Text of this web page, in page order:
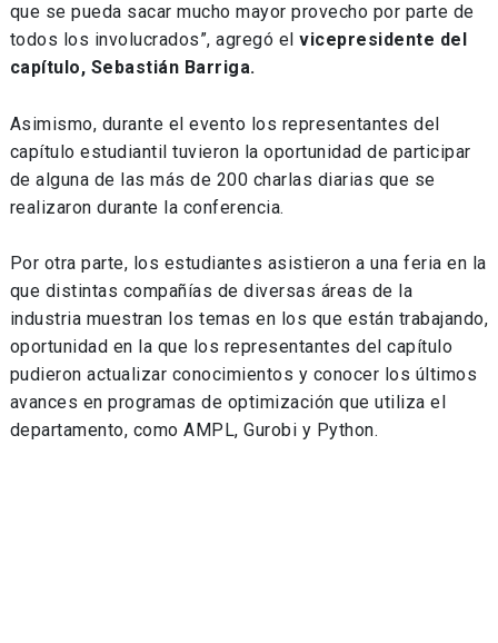
que se pueda sacar mucho mayor provecho por parte de
todos los involucrados”, agregó elvicepresidente del
capítulo, Sebastián Barriga.
Asimismo, durante el evento los representantes del
capítulo estudiantil tuvieron la oportunidad de participar
de alguna de las más de 200 charlas diarias que se
realizaron durante la conferencia.
Por otra parte, los estudiantes asistieron a una feria en la
que distintas compañías de diversas áreas de la
industria muestran los temas en los que están trabajando,
oportunidad en la que los representantes del capítulo
pudieron actualizar conocimientos y conocer los últimos
avances en programas de optimización que utiliza el
departamento, como AMPL, Gurobi y Python.